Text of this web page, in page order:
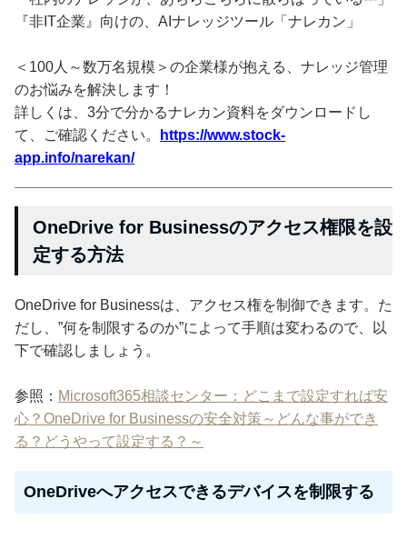
『非IT企業』向けの、AIナレッジツール「ナレカン」
＜100人～数万名規模＞の企業様が抱える、ナレッジ管理
のお悩みを解決します！
詳しくは、3分で分かるナレカン資料をダウンロードし
て、ご確認ください。
https://www.stock-
app.info/narekan/
OneDrive for Businessのアクセス権限を設
定する方法
OneDrive for Businessは、アクセス権を制御できます。た
だし、”何を制限するのか”によって手順は変わるので、以
下で確認しましょう。
参照： Microsoft365相談センター：どこまで設定すれば安
心？OneDrive for Businessの安全対策～どんな事ができ
る？どうやって設定する？～
OneDriveへアクセスできるデバイスを制限する